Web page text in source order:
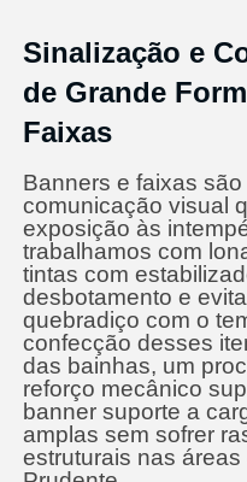
Sinalização e
de Grande
Faixas
Banners e faixas
comunicação visual
exposição às
trabalhamos com
tintas com
desbotamento e
quebradiço com o
confecção desses
das bainhas, um
reforço mecânico
banner suporte a
amplas sem sofrer
estruturais nas